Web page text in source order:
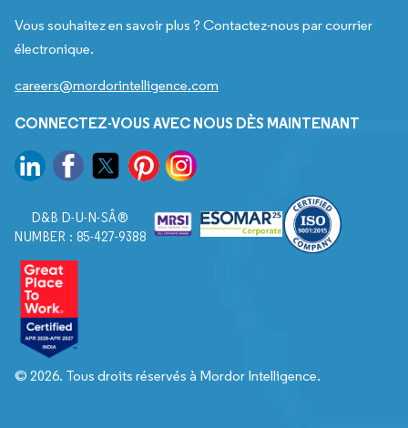
Vous souhaitez en savoir plus ? Contactez-nous par courrier
électronique.
careers@mordorintelligence.com
CONNECTEZ-VOUS AVEC NOUS DÈS MAINTENANT
D&B D-U-N-SÂ®
NUMBER : 85-427-9388
© 2026. Tous droits réservés à Mordor Intelligence.